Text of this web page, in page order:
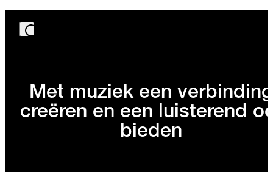
Met muziek een verbinding
creëren en een luisterend
bieden